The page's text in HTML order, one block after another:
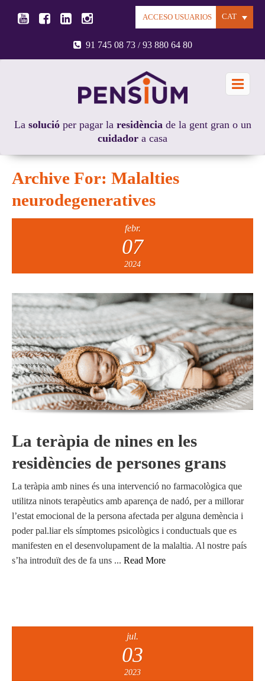
CAT
ACCESO USUARIOS
91 745 08 73/ 93 880 64 80
La solucióper pagar la residènciade la gent gran o un
cuidador a casa
Archive For: Malalties
neurodegeneratives
febr.
07
2024
La teràpia de nines en les
residències de persones grans
La teràpia amb nines és una intervenció no farmacològica que
utilitza ninots terapèutics amb aparença de nadó, per a millorar
l’estat emocional de la persona afectada per alguna demència i
poder pal.liar els símptomes psicològics i conductuals que es
manifesten en el desenvolupament de la malaltia. Al nostre país
s’ha introduït des de fa uns ... Read More
jul.
03
2023